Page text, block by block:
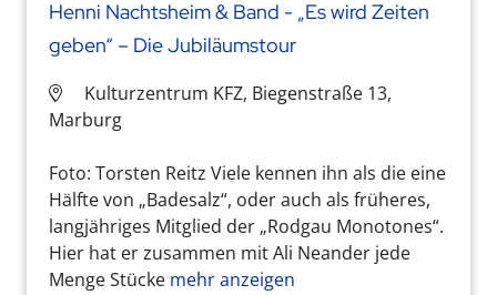
Henni Nachtsheim & Band - „Es wird Zeiten
geben“ – Die Jubiläumstour
Kulturzentrum KFZ, Biegenstraße 13,
Marburg
Foto: Torsten Reitz Viele kennen ihn als die eine
Hälfte von „Badesalz“, oder auch als früheres,
langjähriges Mitglied der „Rodgau Monotones“.
Hier hat er zusammen mit Ali Neander jede
Menge Stücke mehr anzeigen